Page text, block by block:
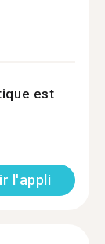
est
l'appli